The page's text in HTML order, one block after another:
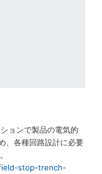
ョンで製品の電気的
、各種回路設計に必要
stop-trench-